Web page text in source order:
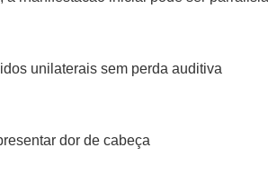
unilaterais sem perda auditiva
dor de cabeça